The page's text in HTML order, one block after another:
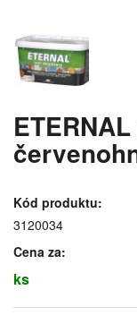
Kód produktu:
3120034
Cena za:
ks